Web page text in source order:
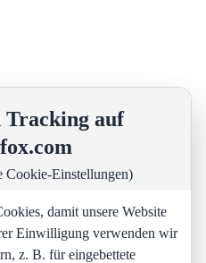
Tracking auf
Cookie-Einstellungen)
damit unsere Website
Einwilligung verwenden wir
z. B. für eingebettete